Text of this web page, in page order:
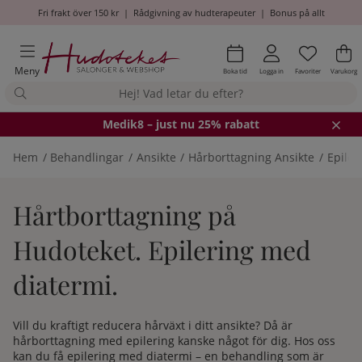
Fri frakt över 150 kr| Rådgivning av hudterapeuter| Bonus på allt
Meny Boka tid Logga in Antal i
.
Favoriter .
Varukorg
Medik8 – just nu 25% rabatt
Hem Behandlingar Ansikte Hårborttagning Ansikte
Hårtborttagning på
Hudoteket. Epilering med
diatermi.
Vill du kraftigt reducera hårväxt i ditt ansikte? Då är
hårborttagning med epilering kanske något för dig. Hos oss
kan du få epilering med diatermi – en behandling som är